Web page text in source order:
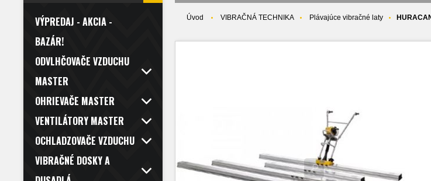
VÝPREDAJ - AKCIA -
BAZÁR!
ODVLHČOVAČE VZDUCHU
MASTER
OHRIEVAČE MASTER
VENTILÁTORY MASTER
OCHLADZOVAČE VZDUCHU
VIBRAČNÉ DOSKY A
Úvod VIBRAČNÁ TECHNIKA Plávajúce vibračné laty